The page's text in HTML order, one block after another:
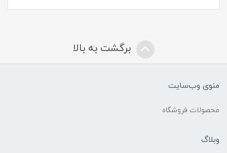
برگشت به بالا
منوی وب‌سایت
محصولات فروشگاه
وبلاگ